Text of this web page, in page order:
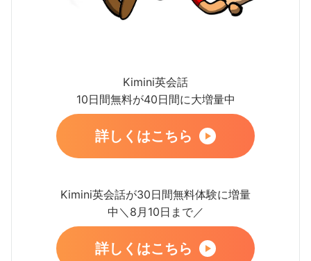
Kimini英会話
10日間無料が40日間に大増量中
詳しくはこちら
Kimini英会話が30日間無料体験に増量
中＼8月10日まで／
詳しくはこちら